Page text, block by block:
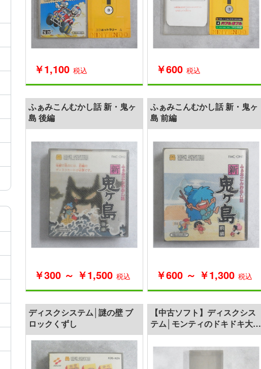
￥1,100 税込 ￥600 税込
ふぁみこんむかし話 新・鬼ヶ
島 後編
￥300 ～ ￥1,500 税込
ふぁみこんむかし話 新・鬼ヶ
島 前編
￥600 ～ ￥1,300 税込
ディスクシステム│謎の壁 ブ
ロックくずし
【中古ソフト】ディスクシス
テム│モンティのドキドキ大脱
走